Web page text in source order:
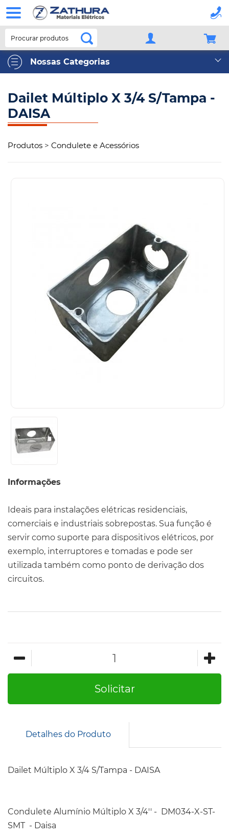
Procurar produtos
Nossas Categorias
Dailet Múltiplo X 3/4 S/Tampa -
DAISA
Produtos > Condulete e Acessórios
Informações
Ideais para instalações elétricas residenciais,
comerciais e industriais sobrepostas. Sua função é
servir como suporte para dispositivos elétricos, por
exemplo, interruptores e tomadas e pode ser
utilizada também como ponto de derivação dos
circuitos.
Detalhes do Produto
Dailet Múltiplo X 3/4 S/Tampa - DAISA
Condulete Alumínio Múltiplo X 3/4'' - DM034-X-ST-
SMT - Daisa